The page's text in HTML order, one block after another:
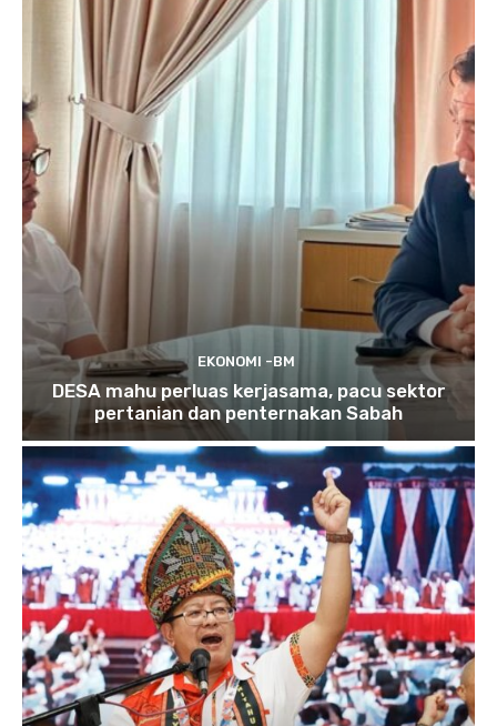
EKONOMI -BM
DESA mahu perluas kerjasama, pacu sektor
pertanian dan penternakan Sabah